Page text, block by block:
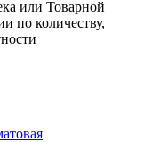
или Товарной
по количеству,